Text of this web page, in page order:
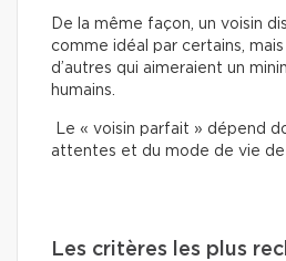
De la même façon, un voisin
comme idéal par certains,
d’autres qui aimeraient un
humains.
Le « voisin parfait » dépend
attentes et du mode de vie de
Les critères les plus